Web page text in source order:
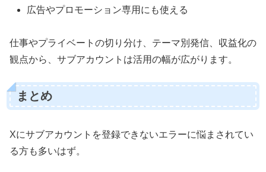
広告やプロモーション専用にも使える
仕事やプライベートの切り分け、テーマ別発信、収益化の
観点から、サブアカウントは活用の幅が広がります。
まとめ
Xにサブアカウントを登録できないエラーに悩まされてい
る方も多いはず。